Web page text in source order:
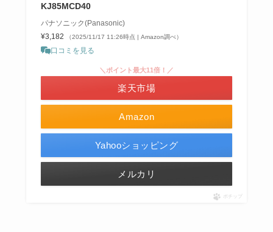
KJ85MCD40
パナソニック(Panasonic)
¥3,182
（2025/11/17 11:26時点 | Amazon調べ）
口コミを見る
Amazon
＼ポイント最大11倍！／
楽天市場
Yahooショッピング
メルカリ
ポチップ